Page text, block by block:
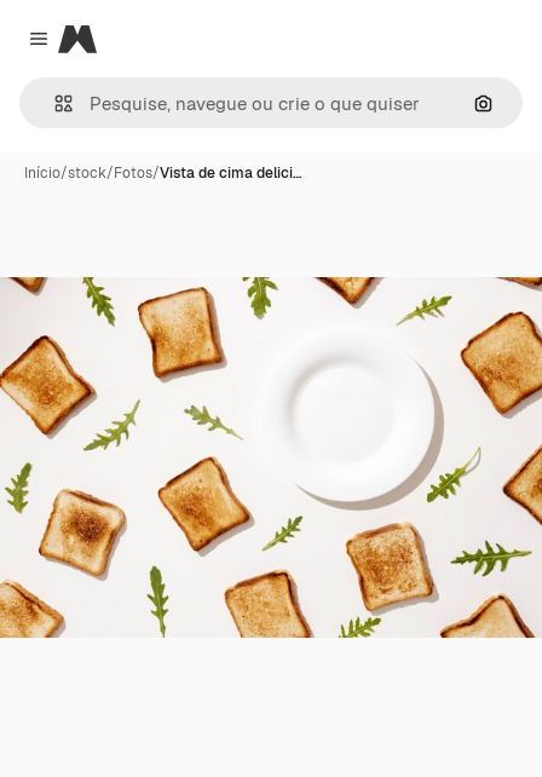
Close menu
Magnific
Início/stock/Fotos/Vista de cima delici…